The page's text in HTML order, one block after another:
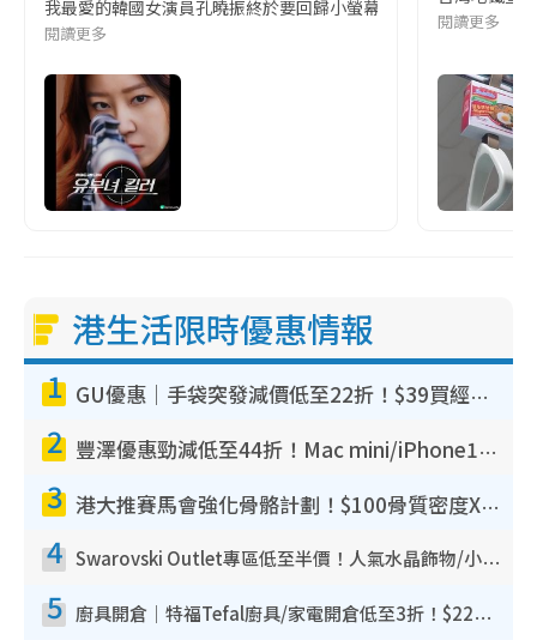
我最愛的韓國女演員孔曉振終於要回歸小螢幕啦!這次的劇本改編
閱讀更多
閱讀更多
港生活限時優惠情報
1 GU優惠｜手袋突發減價低至22折！$39買經典波士頓包/餃子袋！飾物同步減價$29起！
2 豐澤優惠勁減低至44折！Mac mini/iPhone17Pro大減價！廚房家電$220起
3 港大推賽馬會強化骨骼計劃！$100骨質密度X光檢查 完成免費運動訓練送超市禮券！附參加資格
4 Swarovski Outlet專區低至半價！人氣水晶飾物/小擺設$138起！迪士尼款/水晶高跟鞋都有平
5 廚具開倉｜特福Tefal廚具/家電開倉低至3折！$220起買平底鍋/炒鑊/湯煲！電飯煲/吸塵機/燙斗$418起